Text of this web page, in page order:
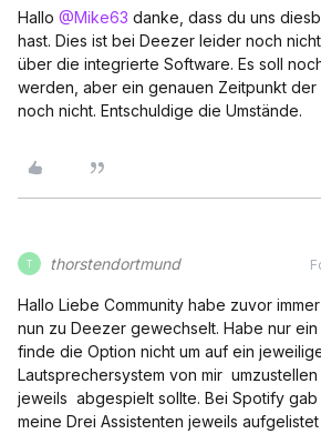
Hallo @Mike63 danke, dass du uns
hast. Dies ist bei Deezer leider noch
über die integrierte Software. Es soll
werden, aber ein genauen Zeitpunkt der
noch nicht. Entschuldige die Umstände.
T thorstendortmund
Hallo Liebe Community habe zuvor
nun zu Deezer gewechselt. Habe nur
finde die Option nicht um auf ein
Lautsprechersystem von mir
jeweils abgespielt sollte. Bei Spotify
meine Drei Assistenten jeweils